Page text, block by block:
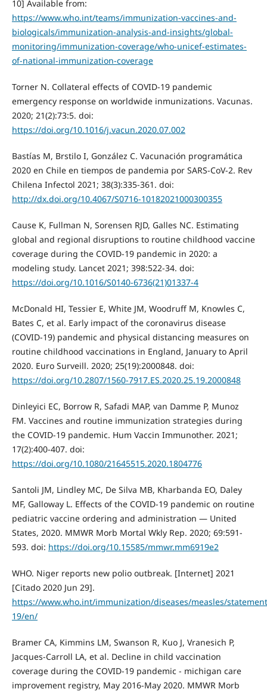
10] Available from:
https://www.who.int/teams/immunization-vaccines-and-
biologicals/immunization-analysis-and-insights/global-
monitoring/immunization-coverage/who-unicef-estimates-
of-national-immunization-coverage
Torner N. Collateral effects of COVID-19 pandemic
emergency response on worldwide inmunizations. Vacunas.
2020; 21(2):73:5. doi:
https://doi.org/10.1016/j.vacun.2020.07.002
Bastías M, Brstilo I, González C. Vacunación programática
2020 en Chile en tiempos de pandemia por SARS-CoV-2. Rev
Chilena Infectol 2021; 38(3):335-361. doi:
http://dx.doi.org/10.4067/S0716-10182021000300355
Cause K, Fullman N, Sorensen RJD, Galles NC. Estimating
global and regional disruptions to routine childhood vaccine
coverage during the COVID-19 pandemic in 2020: a
modeling study. Lancet 2021; 398:522-34. doi:
https://doi.org/10.1016/S0140-6736(21)01337-4
McDonald HI, Tessier E, White JM, Woodruff M, Knowles C,
Bates C, et al. Early impact of the coronavirus disease
(COVID-19) pandemic and physical distancing measures on
routine childhood vaccinations in England, January to April
2020. Euro Surveill. 2020; 25(19):2000848. doi:
https://doi.org/10.2807/1560-7917.ES.2020.25.19.2000848
Dinleyici EC, Borrow R, Safadi MAP, van Damme P, Munoz
FM. Vaccines and routine immunization strategies during
the COVID-19 pandemic. Hum Vaccin Immunother. 2021;
17(2):400-407. doi:
https://doi.org/10.1080/21645515.2020.1804776
Santoli JM, Lindley MC, De Silva MB, Kharbanda EO, Daley
MF, Galloway L. Effects of the COVID-19 pandemic on routine
pediatric vaccine ordering and administration — United
States, 2020. MMWR Morb Mortal Wkly Rep. 2020; 69:591-
593. doi: https://doi.org/10.15585/mmwr.mm6919e2
WHO. Niger reports new polio outbreak. [Internet] 2021
[Citado 2020 Jun 29].
https://www.who.int/immunization/diseases/measles/
19/en/
Bramer CA, Kimmins LM, Swanson R, Kuo J, Vranesich P,
Jacques-Carroll LA, et al. Decline in child vaccination
coverage during the COVID-19 pandemic - michigan care
improvement registry, May 2016-May 2020. MMWR Morb